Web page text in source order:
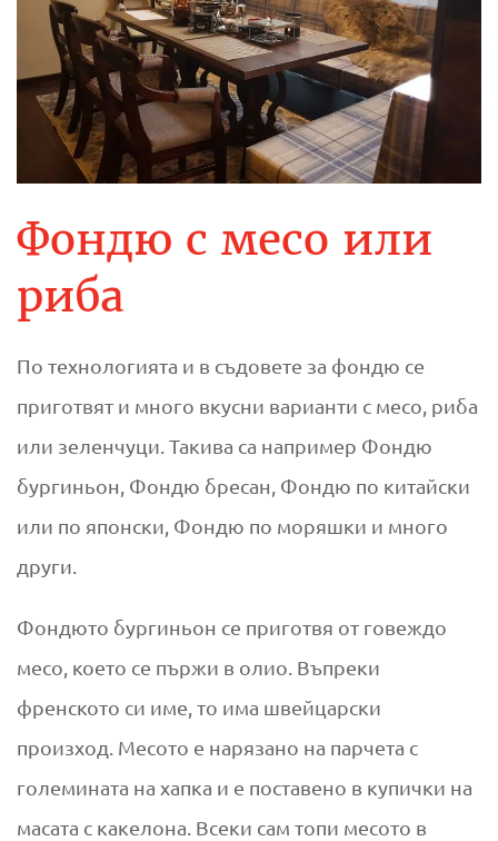
Фондю с месо или
риба
По технологията и в съдовете за фондю се
приготвят и много вкусни варианти с месо, риба
или зеленчуци. Такива са например Фондю
бургиньон, Фондю бресан, Фондю по китайски
или по японски, Фондю по моряшки и много
други.
Фондюто бургиньон се приготвя от говеждо
месо, което се пържи в олио. Въпреки
френското си име, то има швейцарски
произход. Месото е нарязано на парчета с
големината на хапка и е поставено в купички на
масата с какелона. Всеки сам топи месото в